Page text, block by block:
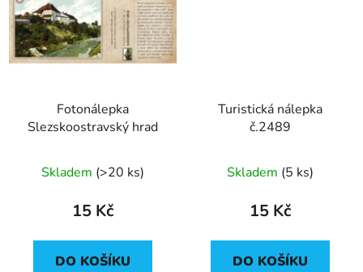
Fotonálepka
Slezskoostravský hrad
Skladem (>20 ks)
15 Kč
DO KOŠÍKU
Turistická nálepka
č.2489
Skladem (5 ks)
15 Kč
DO KOŠÍKU